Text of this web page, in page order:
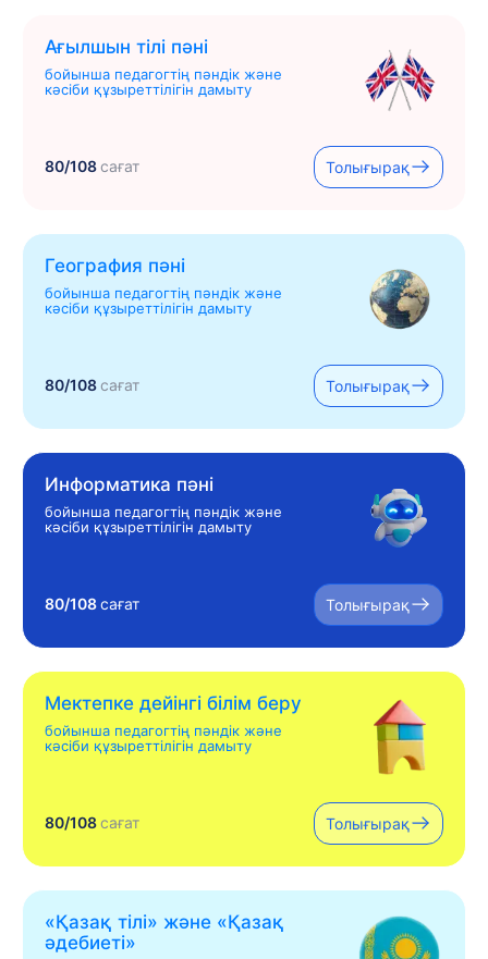
Ағылшын тілі пәні
бойынша педагогтің пәндік және
кәсіби құзыреттілігін дамыту
80/108сағат Толығырақ
География пәні
бойынша педагогтің пәндік және
кәсіби құзыреттілігін дамыту
80/108сағат Толығырақ
Информатика пәні
бойынша педагогтің пәндік және
кәсіби құзыреттілігін дамыту
80/108сағат Толығырақ
Мектепке дейінгі білім беру
бойынша педагогтің пәндік және
кәсіби құзыреттілігін дамыту
80/108сағат Толығырақ
«Қазақ тілі» жəне «Қазақ
əдебиеті»